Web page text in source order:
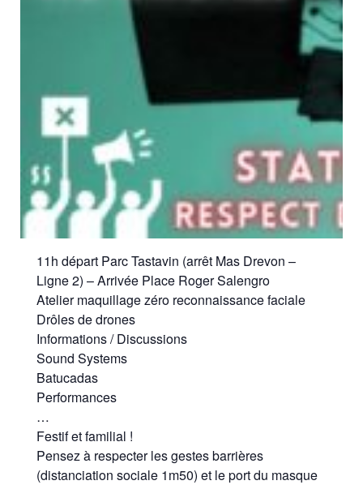
11h départ Parc Tastavin (arrêt Mas Drevon –
Ligne 2) – Arrivée Place Roger Salengro
Atelier maquillage zéro reconnaissance faciale
Drôles de drones
Informations / Discussions
Sound Systems
Batucadas
Performances
…
Festif et familial !
Pensez à respecter les gestes barrières
(distanciation sociale 1m50) et le port du masque